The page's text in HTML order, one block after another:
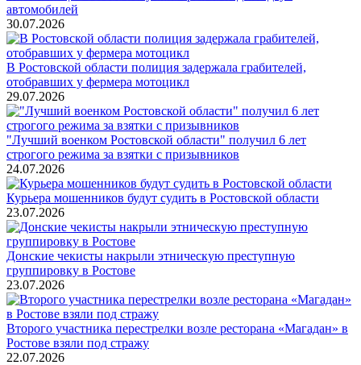
автомобилей
30.07.2026
В Ростовской области полиция задержала грабителей,
отобравших у фермера мотоцикл
29.07.2026
"Лучший военком Ростовской области" получил 6 лет
строгого режима за взятки с призывников
24.07.2026
Курьера мошенников будут судить в Ростовской области
23.07.2026
Донские чекисты накрыли этническую преступную
группировку в Ростове
23.07.2026
Второго участника перестрелки возле ресторана «Магадан» в
Ростове взяли под стражу
22.07.2026